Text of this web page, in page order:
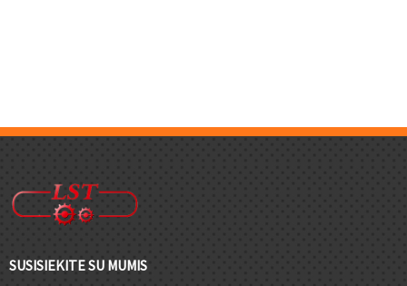
SUSISIEKITE SU MUMIS